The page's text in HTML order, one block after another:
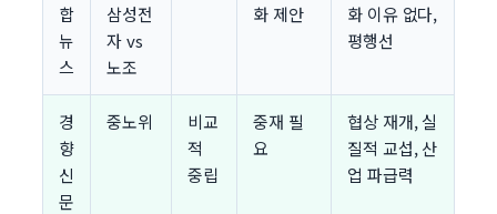
합
뉴
스
삼성전
자 vs
노조
화 제안
화 이유 없다,
평행선
경
향
신
문
중노위
비교
적
중립
중재 필
요
협상 재개, 실
질적 교섭, 산
업 파급력